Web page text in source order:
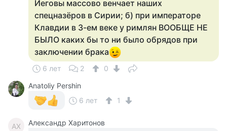
Иеговы массово венчает наших
спецназёров в Сирии; б) при императоре
Клавдии в 3-ем веке у римлян ВООБЩЕ НЕ
БЫЛО каких бы то ни было обрядов при
заключении брака
6 лет 2
0
Anatoliy Pershin
6 лет
1
АХ Александр Харитонов